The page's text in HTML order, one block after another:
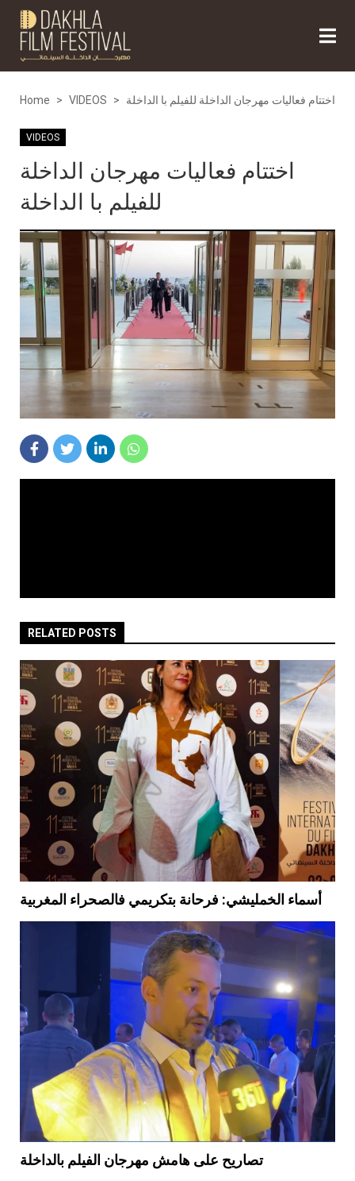
Home > VIDEOS > اختتام فعاليات مهرجان الداخلة للفيلم با الداخلة
VIDEOS
اختتام فعاليات مهرجان الداخلة
للفيلم با الداخلة
RELATED POSTS
أسماء الخمليشي: فرحانة بتكريمي فالصحراء المغربية
تصاريح على هامش مهرجان الفيلم بالداخلة